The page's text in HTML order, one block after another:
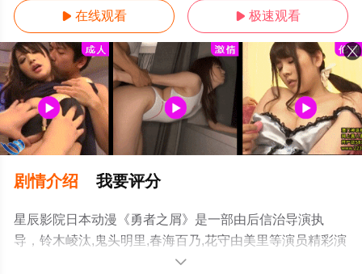
 在线观看  极速观看
剧情介绍 我要评分
星辰影院日本动漫《勇者之屑》是一部由后信治导演执
导，铃木崚汰,鬼头明里,春海百乃,花守由美里等演员精彩演
绎的日本动漫，手机免费观看高清无删减完整版动漫全集
